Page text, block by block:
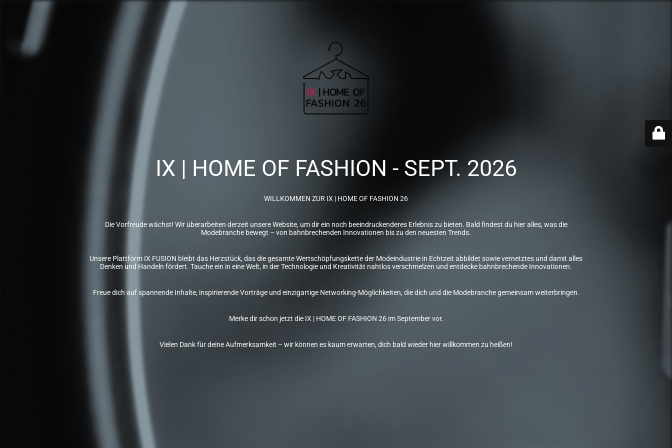
IX | HOME OF FASHION - SEPT. 2026
WILLKOMMEN ZUR IX | HOME OF FASHION 26
Die Vorfreude wächst! Wir überarbeiten derzeit unsere Website, um dir ein noch beeindruckenderes Erlebnis zu bieten. Bald findest du hier alles, was die
Modebranche bewegt – von bahnbrechenden Innovationen bis zu den neuesten Trends.
Unsere Plattform IX FUSION bleibt das Herzstück, das die gesamte Wertschöpfungskette der Modeindustrie in Echtzeit abbildet sowie vernetztes und damit alles
Denken und Handeln fördert. Tauche ein in eine Welt, in der Technologie und Kreativität nahtlos verschmelzen und entdecke bahnbrechende Innovationen.
Freue dich auf spannende Inhalte, inspirierende Vorträge und einzigartige Networking-Möglichkeiten, die dich und die Modebranche gemeinsam weiterbringen.
Merke dir schon jetzt die IX | HOME OF FASHION 26 im September vor.
Vielen Dank für deine Aufmerksamkeit – wir können es kaum erwarten, dich bald wieder hier willkommen zu heißen!